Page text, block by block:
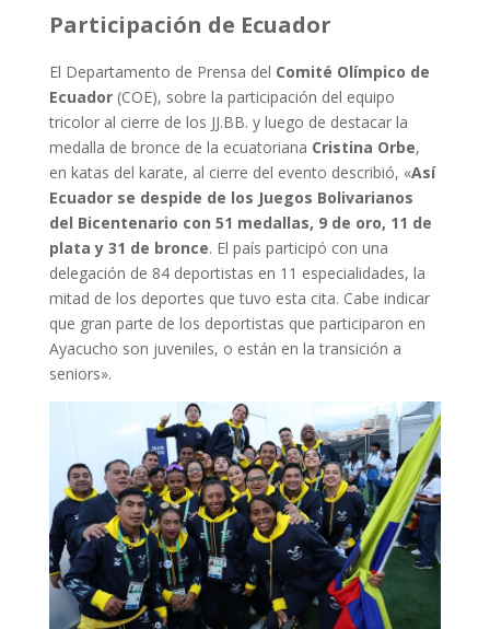
Participación de Ecuador
El Departamento de Prensa del Comité Olímpico de
Ecuador(COE), sobre la participación del equipo
tricolor al cierre de los JJ.BB. y luego de destacar la
medalla de bronce de la ecuatoriana Cristina Orbe,
en katas del karate, al cierre del evento describió, «Así
Ecuador se despide de los Juegos Bolivarianos
del Bicentenario con 51 medallas, 9 de oro, 11 de
plata y 31 de bronce. El país participó con una
delegación de 84 deportistas en 11 especialidades, la
mitad de los deportes que tuvo esta cita. Cabe indicar
que gran parte de los deportistas que participaron en
Ayacucho son juveniles, o están en la transición a
seniors».